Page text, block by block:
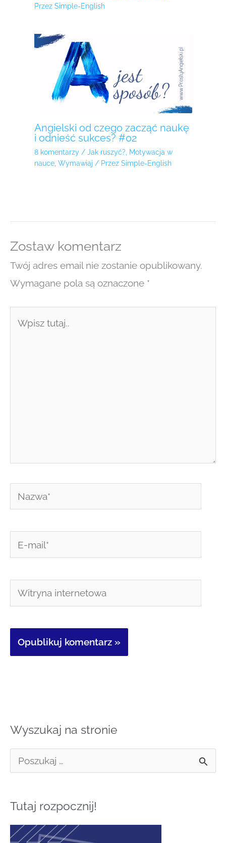
Przez Simple-English
Angielski od czego zacząć naukę
i odnieść sukces? #02
8 komentarzy / Jak ruszyć? Motywacja w
nauce, Wymawiaj / Przez Simple-English
Zostaw komentarz
Twój adres email nie zostanie opublikowany.
Wymagane pola są oznaczone *
tutaj..
Nazwa*
E-
mail*
Witryna
internetowa
Wyszukaj na stronie
u
Tutaj rozpocznij!